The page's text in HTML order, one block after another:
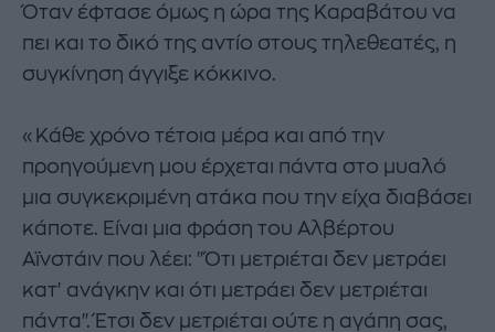
Όταν έφτασε όμως η ώρα της Καραβάτου να
πει και το δικό της αντίο στους τηλεθεατές, η
συγκίνηση άγγιξε κόκκινο.
«Κάθε χρόνο τέτοια μέρα και από την
προηγούμενη μου έρχεται πάντα στο μυαλό
μια συγκεκριμένη ατάκα που την είχα διαβάσει
κάποτε. Είναι μια φράση του Αλβέρτου
Αϊνστάιν που λέει: "Ότι μετριέται δεν μετράει
κατ' ανάγκην και ότι μετράει δεν μετριέται
πάντα". Έτσι δεν μετριέται ούτε η αγάπη σας,